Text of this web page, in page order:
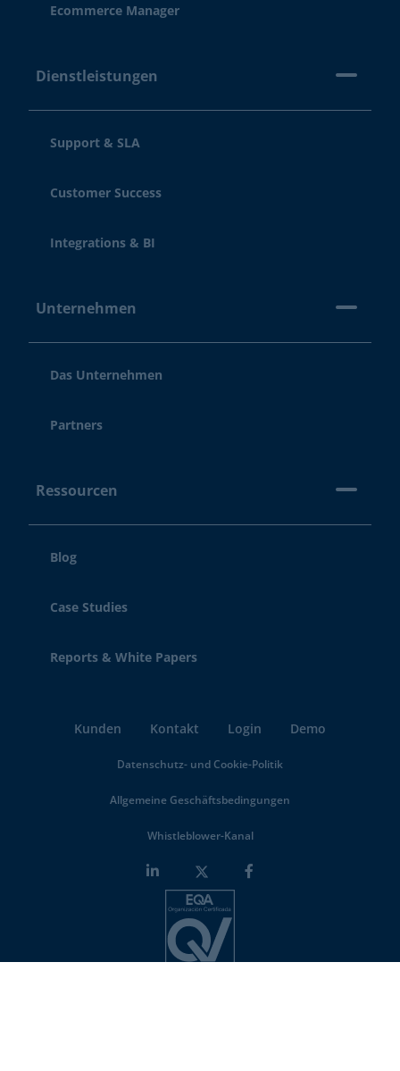
Ecommerce Manager
Dienstleistungen
Support & SLA
Customer Success
Integrations & BI
Unternehmen
Das Unternehmen
Partners
Ressourcen
Blog
Case Studies
Reports & White Papers
Kunden Kontakt Login Demo
Datenschutz- und Cookie-Politik
Allgemeine Geschäftsbedingungen
Whistleblower-Kanal